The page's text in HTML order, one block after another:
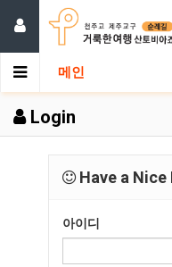
메인
Login
Have a Nice
아이디